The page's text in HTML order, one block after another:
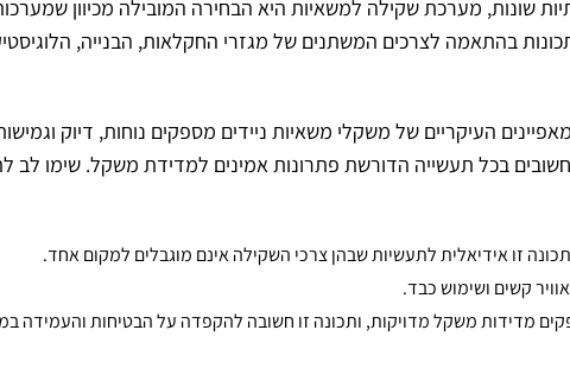
שונות, מערכת שקילה למשאיות היא הבחירה המובילה מכיוון
בהתאמה לצרכים המשתנים של מגזרי החקלאות, הבנייה,
העיקריים של משקלי משאיות ניידים מספקים נוחות, דיוק
בכל תעשייה הדורשת פתרונות אמינים למדידת משקל. שימו לב
זו אידיאלית לתעשיות שבהן צרכי השקילה אינם מוגבלים למקום אחד.
קשים ושימוש כבד.
מדידות משקל מדויקות, ותכונה זו חשובה להקפדה על הבטיחות והעמידה